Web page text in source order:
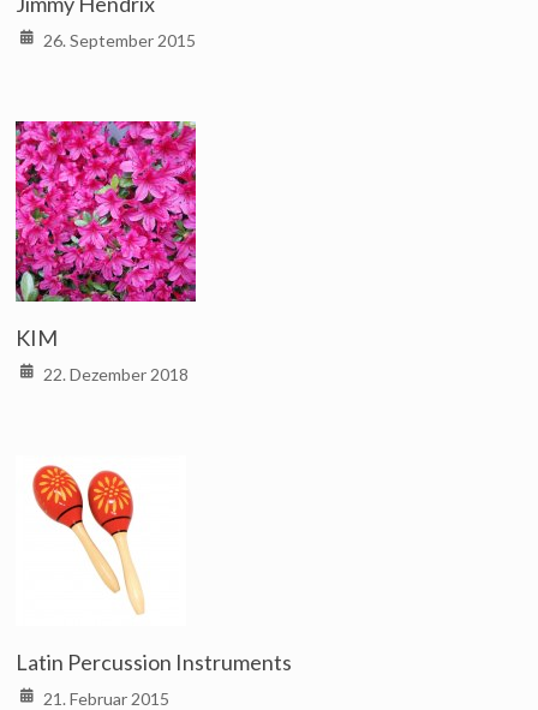
26. September 2015
KIM
22. Dezember 2018
Latin Percussion Instruments
21. Februar 2015